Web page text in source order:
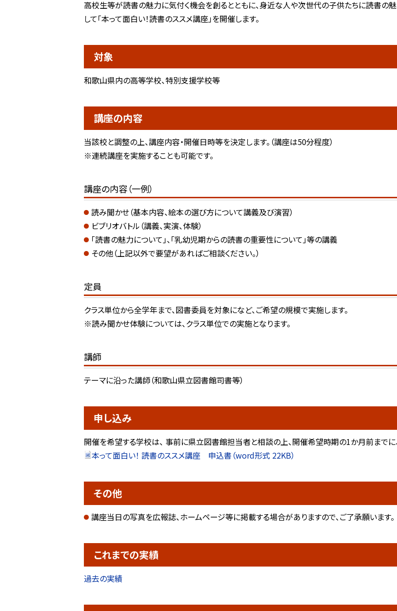
高校生等が読書の魅力に気付く機会を創るとともに、身近な人や次世代の子供たちに読書の
して「本って面白い！読書のススメ講座」を開催します。
対象
和歌山県内の高等学校、特別支援学校等
講座の内容
当該校と調整の上、講座内容・開催日時等を決定します。（講座は50分程度）
※連続講座を実施することも可能です。
講座の内容（一例）
読み聞かせ（基本内容、絵本の選び方について講義及び演習）
ビブリオバトル（講義、実演、体験）
「読書の魅力について」、「乳幼児期からの読書の重要性について」等の講義
その他（上記以外で要望があればご相談ください。）
定員
クラス単位から全学年まで、図書委員を対象になど、ご希望の規模で実施します。
※読み聞かせ体験については、クラス単位での実施となります。
講師
テーマに沿った講師（和歌山県立図書館司書等）
申し込み
開催を希望する学校は、 事前に県立図書館担当者と相談の上、開催希望時期の1か月前までに
本って面白い！ 読書のススメ講座 申込書（word形式 22KB）
その他
講座当日の写真を広報誌、ホームページ等に掲載する場合がありますので、ご了承願います。
これまでの実績
過去の実績